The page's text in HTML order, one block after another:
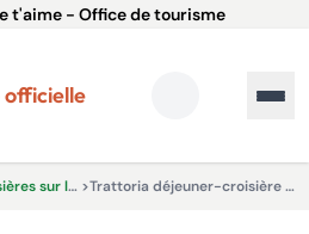
t'aime - Office de tourisme
officielle
Croisières sur la Seine > Trattoria déjeuner-croisière sur le Théo